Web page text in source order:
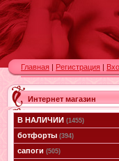
Главная | Регистрация |
Интернет магазин
В НАЛИЧИИ (1455)
ботфорты (394)
сапоги (505)